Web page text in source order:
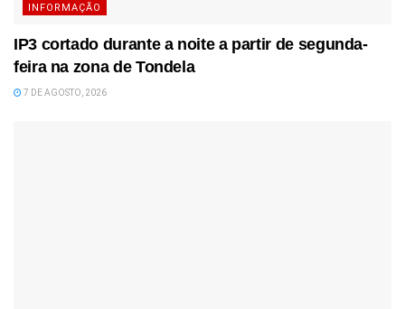
INFORMAÇÃO
IP3 cortado durante a noite a partir de segunda-
feira na zona de Tondela
7 DE AGOSTO, 2026